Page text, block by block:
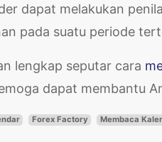
dapat melakukan
pada suatu periode
lengkap seputar cara
dapat membantu
Forex Factory Membaca